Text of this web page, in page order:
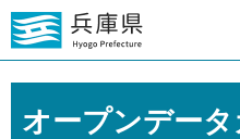
オープンデー